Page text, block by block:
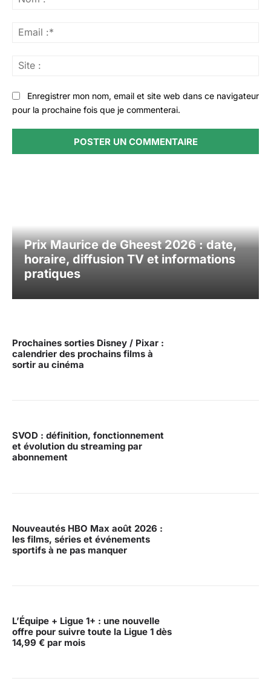
Enregistrer mon nom, email et site web dans ce navigateur
pour la prochaine fois que je commenterai.
Prix Maurice de Gheest 2026 : date,
horaire, diffusion TV et informations
pratiques
Prochaines sorties Disney / Pixar :
calendrier des prochains films à
sortir au cinéma
SVOD : définition, fonctionnement
et évolution du streaming par
abonnement
Nouveautés HBO Max août 2026 :
les films, séries et événements
sportifs à ne pas manquer
L’Équipe + Ligue 1+ : une nouvelle
offre pour suivre toute la Ligue 1 dès
14,99 € par mois